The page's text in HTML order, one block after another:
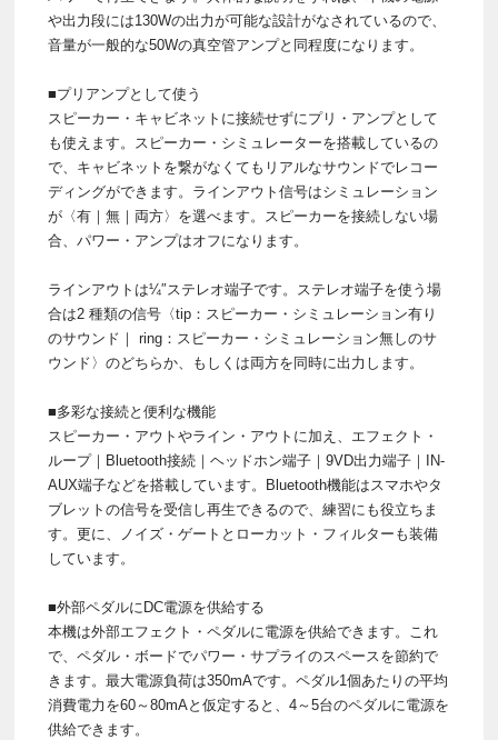
や出力段には130Wの出力が可能な設計がなされているので、
音量が一般的な50Wの真空管アンプと同程度になります。
■プリアンプとして使う
スピーカー・キャビネットに接続せずにプリ・アンプとして
も使えます。スピーカー・シミュレーターを搭載しているの
で、キャビネットを繋がなくてもリアルなサウンドでレコー
ディングができます。ラインアウト信号はシミュレーション
が〈有｜無｜両方〉を選べます。スピーカーを接続しない場
合、パワー・アンプはオフになります。
ラインアウトは¼″ステレオ端子です。ステレオ端子を使う場
合は2 種類の信号〈tip：スピーカー・シミュレーション有り
のサウンド｜ ring：スピーカー・シミュレーション無しのサ
ウンド〉のどちらか、もしくは両方を同時に出力します。
■多彩な接続と便利な機能
スピーカー・アウトやライン・アウトに加え、エフェクト・
ループ｜Bluetooth接続｜ヘッドホン端子｜9VD出力端子｜IN-
AUX端子などを搭載しています。Bluetooth機能はスマホやタ
ブレットの信号を受信し再生できるので、練習にも役立ちま
す。更に、ノイズ・ゲートとローカット・フィルターも装備
しています。
■外部ペダルにDC電源を供給する
本機は外部エフェクト・ペダルに電源を供給できます。これ
で、ペダル・ボードでパワー・サプライのスペースを節約で
きます。最大電源負荷は350mAです。ペダル1個あたりの平均
消費電力を60～80mAと仮定すると、4～5台のペダルに電源を
供給できます。